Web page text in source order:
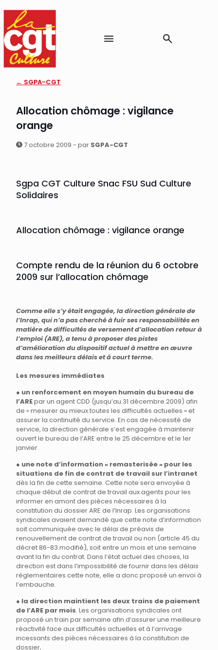
← SGPA-CGT
Allocation chômage : vigilance
orange
7 octobre 2009 - par SGPA-CGT
Sgpa CGT Culture Snac FSU Sud Culture
Solidaires
Allocation chômage : vigilance orange
Compte rendu de la réunion du 6 octobre
2009 sur l’allocation chômage
Comme elle s’y était engagée, la direction générale de
l’Inrap, qui n’a pas cherché à fuir ses responsabilités en
matière de difficultés de versement d’allocation retour à
l’emploi (ARE), a tenu à proposer des pistes
d’amélioration du dispositif actuel à mettre en œuvre
dans les meilleurs délais et à court terme.
Les mesures immédiates
● un renforcement en moyen humain du bureau de
l’AREpar un agent CDD (jusqu’au 31 décembre 2009) afin
de « mesurer au mieux toutes les difficultés actuelles » et
assurer la continuité du service. En cas de nécessité de
service, la direction générale s’est engagée à maintenir
ouvert le bureau de l’ARE entre le 25 décembre et le 1er
janvier.
● une note d’information « remasterisée » pour les
situations de fin de contrat de travail sur l’intranet
dès la fin de cette semaine. Cette note sera envoyée à
chaque début de contrat de travail aux agents pour les
informer en amont des pièces nécessaires à la
constitution du dossier ARE de l’Inrap. Les organisations
syndicales avaient demandé que cette note d’information
soit communiquée avec le délai de préavis de
renouvellement de contrat de travail ou non (article 45 du
décret 86-83 modifié), soit entre un mois et une semaine
avant la fin du contrat. Dans l’état actuel des choses, la
direction est dans l’impossibilité de fournir dans les délais
réglementaires cette note, elle a donc proposé un envoi à
l’embauche.
● la direction maintient les deux trains de paiement
de l’ARE par mois. Les organisations syndicales ont
proposé un train par semaine afin d’assurer une meilleure
réactivité face aux difficultés actuelles et à l’arrivage
incessants des pièces nécessaires à la constitution de
dossier,